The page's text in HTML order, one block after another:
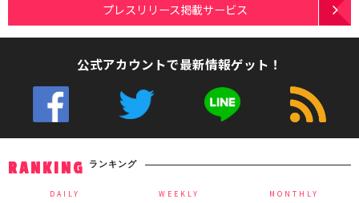
プレスリリース掲載サービス
公式アカウントで最新情報ゲット！
RANKING ランキング
DAILY WEEKLY MONTHLY